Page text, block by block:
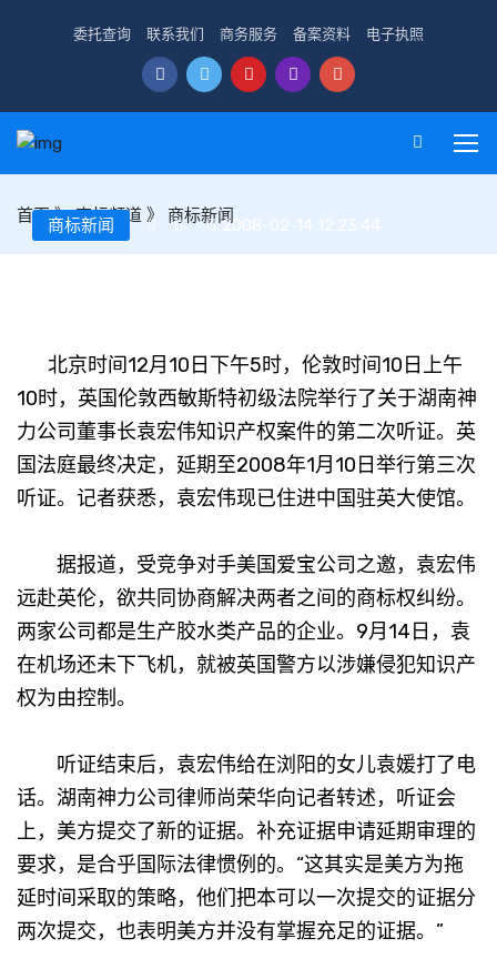
委托查询 联系我们 商务服务 备案资料 电子执照
首页》商标频道 》 商标新闻
商标新闻 2008-02-14 12:23:44
北京时间12月10日下午5时，伦敦时间10日上午
10时，英国伦敦西敏斯特初级法院举行了关于湖南神
力公司董事长袁宏伟知识产权案件的第二次听证。英
国法庭最终决定，延期至2008年1月10日举行第三次
听证。记者获悉，袁宏伟现已住进中国驻英大使馆。
据报道，受竞争对手美国爱宝公司之邀，袁宏伟
远赴英伦，欲共同协商解决两者之间的商标权纠纷。
两家公司都是生产胶水类产品的企业。9月14日，袁
在机场还未下飞机，就被英国警方以涉嫌侵犯知识产
权为由控制。
听证结束后，袁宏伟给在浏阳的女儿袁媛打了电
话。湖南神力公司律师尚荣华向记者转述，听证会
上，美方提交了新的证据。补充证据申请延期审理的
要求，是合乎国际法律惯例的。“这其实是美方为拖
延时间采取的策略，他们把本可以一次提交的证据分
两次提交，也表明美方并没有掌握充足的证据。”